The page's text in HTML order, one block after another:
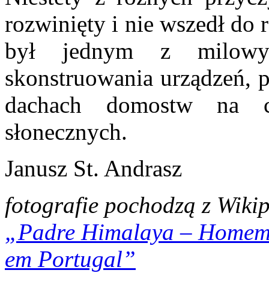
rozwinięty i nie wszedł do
był jednym z
skonstruowania urządzeń,
dachach domostw na
słonecznych.
Janusz St. Andrasz
fotografie pochodzą z
„Padre Himalaya –
em Portugal”